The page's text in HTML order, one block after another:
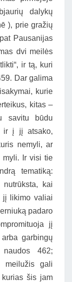
dalykų
), prie gražių
Pausanijas
dvi meilės
ir tą, kuri
Dar galima
kurie
kitas –
savitu būdu
ir į jį atsako,
nemyli, ar
myli. Ir visi tie
tematiką:
kai
jį likimo valiai
padaro
jį
garbingų
462;
meilužis gali
šis jam